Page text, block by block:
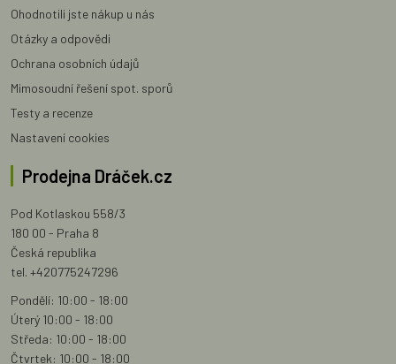
Ohodnotili jste nákup u nás
Otázky a odpovědi
Ochrana osobních údajů
Mimosoudní řešení spot. sporů
Testy a recenze
Nastavení cookies
Prodejna Dráček.cz
Pod Kotlaskou 558/3
180 00 - Praha 8
Česká republika
tel. +420775247296
Pondělí: 10:00 - 18:00
Úterý 10:00 - 18:00
Středa: 10:00 - 18:00
Čtvrtek: 10:00 - 18:00